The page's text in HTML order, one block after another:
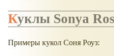
Куклы Sonya
Примеры кукол Соня Роуз: